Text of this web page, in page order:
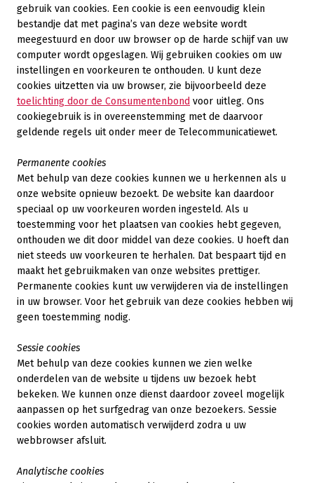
gebruik van cookies. Een cookie is een eenvoudig klein
bestandje dat met pagina’s van deze website wordt
meegestuurd en door uw browser op de harde schijf van uw
computer wordt opgeslagen. Wij gebruiken cookies om uw
instellingen en voorkeuren te onthouden. U kunt deze
cookies uitzetten via uw browser, zie bijvoorbeeld deze
toelichting door de Consumentenbond voor uitleg. Ons
cookiegebruik is in overeenstemming met de daarvoor
geldende regels uit onder meer de Telecommunicatiewet.
Permanente cookies
Met behulp van deze cookies kunnen we u herkennen als u
onze website opnieuw bezoekt. De website kan daardoor
speciaal op uw voorkeuren worden ingesteld. Als u
toestemming voor het plaatsen van cookies hebt gegeven,
onthouden we dit door middel van deze cookies. U hoeft dan
niet steeds uw voorkeuren te herhalen. Dat bespaart tijd en
maakt het gebruikmaken van onze websites prettiger.
Permanente cookies kunt uw verwijderen via de instellingen
in uw browser. Voor het gebruik van deze cookies hebben wij
geen toestemming nodig.
Sessie cookies
Met behulp van deze cookies kunnen we zien welke
onderdelen van de website u tijdens uw bezoek hebt
bekeken. We kunnen onze dienst daardoor zoveel mogelijk
aanpassen op het surfgedrag van onze bezoekers. Sessie
cookies worden automatisch verwijderd zodra u uw
webbrowser afsluit.
Analytische cookies